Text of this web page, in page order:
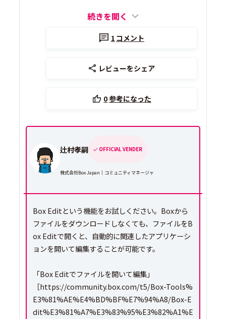
続きを開く
1 コメント
レビューをシェア
0参考になった
辻村孝嗣 OFFICIAL VENDER
株式会社Box Japan｜コミュニティマネージャ
Box Editという機能をお試しください。Boxから
ファイルをダウンロードしなくても、ファイルをB
ox Editで開くと、自動的に関連したアプリケーシ
ョンを開いて編集することが可能です。
「Box Editでファイルを開いて編集」
［https://community.box.com/t5/Box-Tools%
E3%81%AE%E4%BD%BF%E7%94%A8/Box-E
dit%E3%81%A7%E3%83%95%E3%82%A1%E